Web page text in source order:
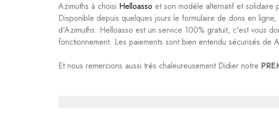
Azimuths à choisi Helloasso et son modèle alternatif et
Disponible depuis quelques jours le formulaire de dons en
d'Azimuths. Helloasso est un service 100% gratuit, c'est vous
fonctionnement. Les paiements sont bien entendu sécurisés de
Et nous remercions aussi très chaleureusement Didier notre